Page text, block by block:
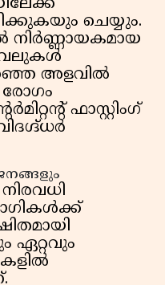
ചെയ്യും.
നിർണ്ണായകമായ
അളവിൽ
ഫാസ്റ്റിംഗ്
നിരവധി
ഏറ്റവും